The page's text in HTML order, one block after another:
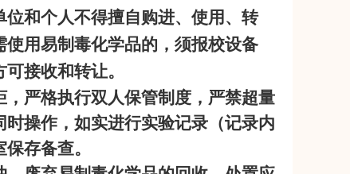
和个人不得擅自购进、使用、转
用易制毒化学品的，须报校设备
接收和转让。
严格执行双人保管制度，严禁超量
操作，如实进行实验记录（记录内
存备查。